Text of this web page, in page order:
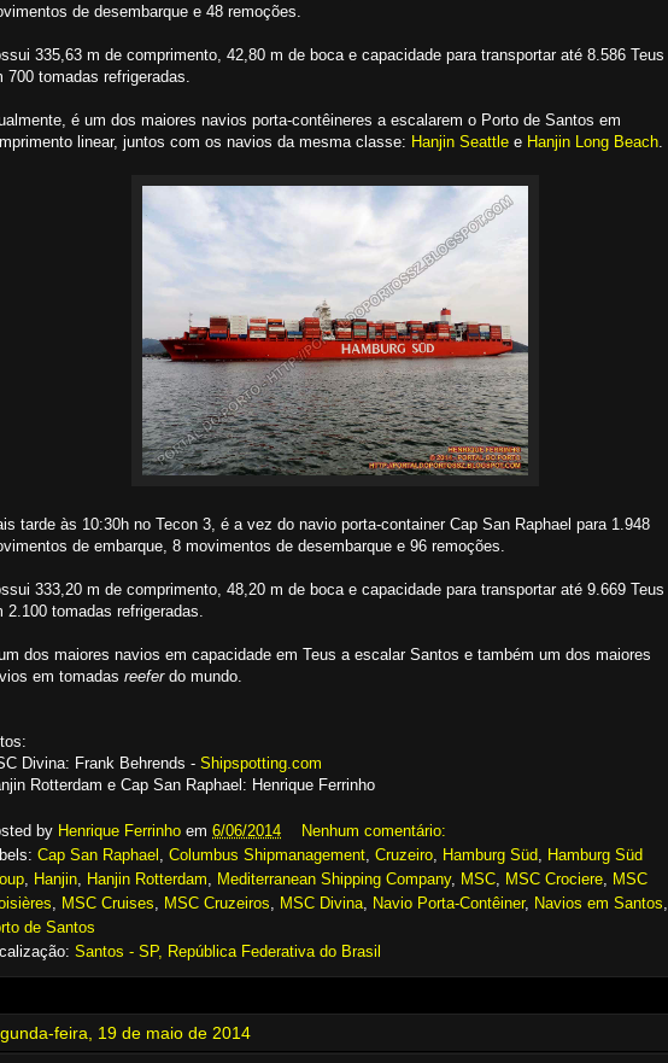
de desembarque e 48 remoções.
335,63 m de comprimento, 42,80 m de boca e capacidade para transportar até 8.586 Teus
700 tomadas refrigeradas.
é um dos maiores navios porta-contêineres a escalarem o Porto de Santos em
linear, juntos com os navios da mesma classe: Hanjin Seattle e Hanjin Long Beach
tarde às 10:30h no Tecon 3, é a vez do navio porta-container Cap San Raphael para 1.948
de embarque, 8 movimentos de desembarque e 96 remoções.
333,20 m de comprimento, 48,20 m de boca e capacidade para transportar até 9.669 Teus
2.100 tomadas refrigeradas.
dos maiores navios em capacidade em Teus a escalar Santos e também um dos maiores
em tomadas reeferdo mundo.
Divina: Frank Behrends - Shipspotting.com
Rotterdam e Cap San Raphael: Henrique Ferrinho
by Henrique Ferrinho em 6/06/2014
Nenhum comentário:
Cap San Raphael , Columbus Shipmanagement, Cruzeiro, Hamburg Süd, Hamburg Süd
, Hanjin, Hanjin Rotterdam, Mediterranean Shipping Company, MSC, MSC Crociere, MSC
, MSC Cruises, MSC Cruzeiros, MSC Divina, Navio Porta-Contêiner, Navios em Santos,
de Santos
Santos - SP, República Federativa do Brasil
feira, 19 de maio de 2014